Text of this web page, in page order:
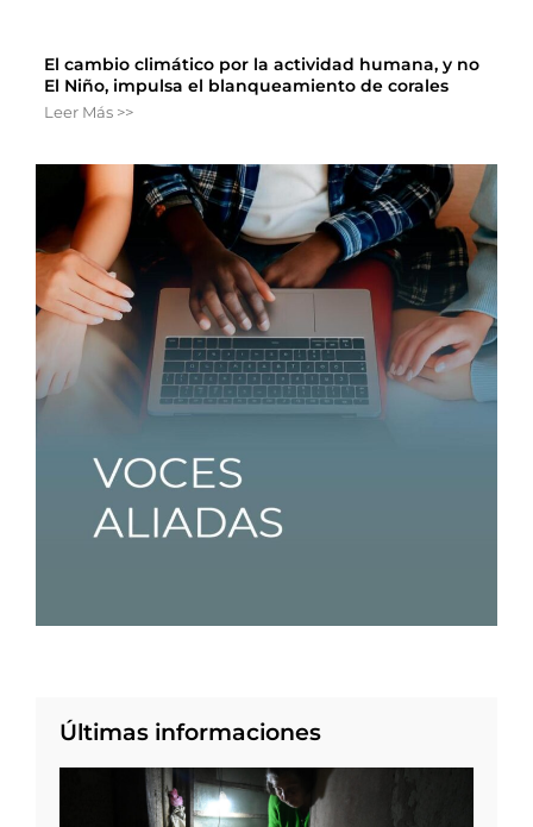
El cambio climático por la actividad humana, y no
El Niño, impulsa el blanqueamiento de corales
Leer Más >>
Últimas informaciones